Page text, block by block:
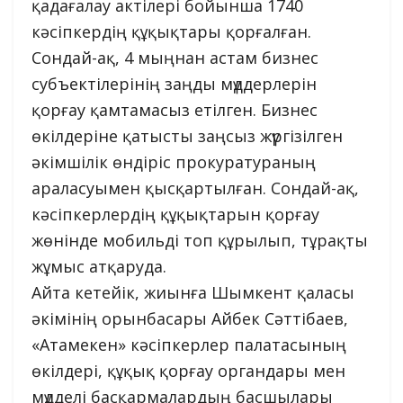
қадағалау актілері бойынша 1740
кәсіпкердің құқықтары қорғалған.
Сондай-ақ, 4 мыңнан астам бизнес
субъектілерінің заңды мүддерлерін
қорғау қамтамасыз етілген. Бизнес
өкілдеріне қатысты заңсыз жүргізілген
әкімшілік өндіріс прокуратураның
араласуымен қысқартылған. Сондай-ақ,
кәсіпкерлердің құқықтарын қорғау
жөнінде мобильді топ құрылып, тұрақты
жұмыс атқаруда.
Айта кетейік, жиынға Шымкент қаласы
әкімінің орынбасары Айбек Сәттібаев,
«Атамекен» кәсіпкерлер палатасының
өкілдері, құқық қорғау органдары мен
мүдделі басқармалардың басшылары